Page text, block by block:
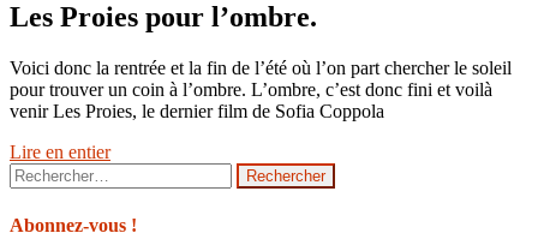
Les Proies pour l’ombre.
Voici donc la rentrée et la fin de l’été où l’on part chercher le soleil
pour trouver un coin à l’ombre. L’ombre, c’est donc fini et voilà
venir Les Proies, le dernier film de Sofia Coppola
Lire en entier
Rechercher :
Abonnez-vous !